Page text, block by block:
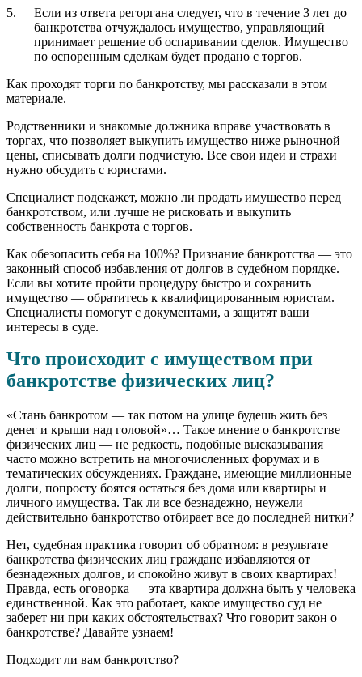
Если из ответа регоргана следует, что в течение 3 лет до
банкротства отчуждалось имущество, управляющий
принимает решение об оспаривании сделок. Имущество
по оспоренным сделкам будет продано с торгов.
Как проходят торги по банкротству, мы рассказали в этом
материале.
Родственники и знакомые должника вправе участвовать в
торгах, что позволяет выкупить имущество ниже рыночной
цены, списывать долги подчистую. Все свои идеи и страхи
нужно обсудить с юристами.
Специалист подскажет, можно ли продать имущество перед
банкротством, или лучше не рисковать и выкупить
собственность банкрота с торгов.
Как обезопасить себя на 100%? Признание банкротства — это
законный способ избавления от долгов в судебном порядке.
Если вы хотите пройти процедуру быстро и сохранить
имущество — обратитесь к квалифицированным юристам.
Специалисты помогут с документами, а защитят ваши
интересы в суде.
Что происходит с имуществом при
банкротстве физических лиц?
«Стань банкротом — так потом на улице будешь жить без
денег и крыши над головой»… Такое мнение о банкротстве
физических лиц — не редкость, подобные высказывания
часто можно встретить на многочисленных форумах и в
тематических обсуждениях. Граждане, имеющие миллионные
долги, попросту боятся остаться без дома или квартиры и
личного имущества. Так ли все безнадежно, неужели
действительно банкротство отбирает все до последней нитки?
Нет, судебная практика говорит об обратном: в результате
банкротства физических лиц граждане избавляются от
безнадежных долгов, и спокойно живут в своих квартирах!
Правда, есть оговорка — эта квартира должна быть у человека
единственной. Как это работает, какое имущество суд не
заберет ни при каких обстоятельствах? Что говорит закон о
банкротстве? Давайте узнаем!
Подходит ли вам банкротство?